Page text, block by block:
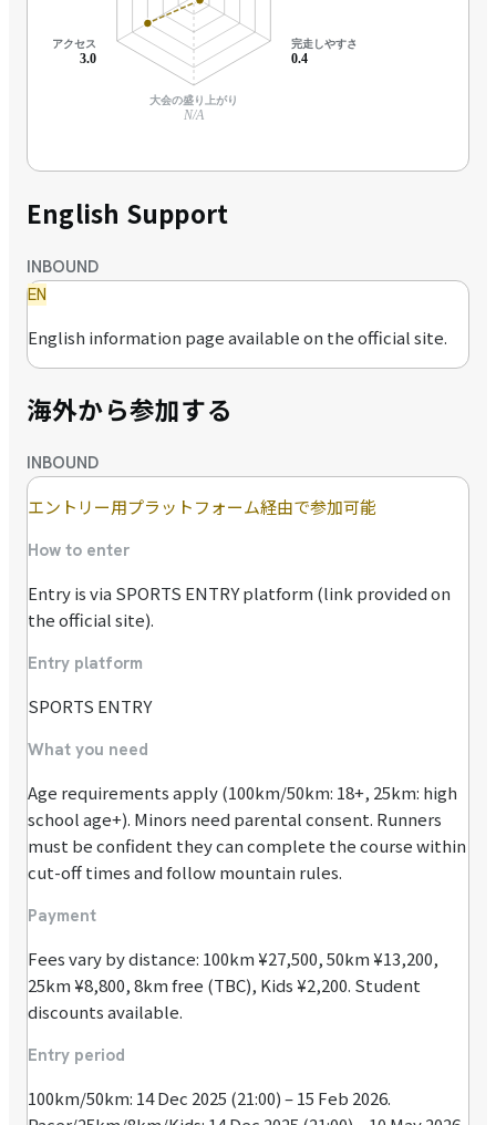
完走しやすさ
0.4
大会の盛り上がり
N/A
アクセス
3.0
English Support
INBOUND
EN
English information page available on the official site.
海外から参加する
INBOUND
エントリー用プラットフォーム経由で参加可能
How to enter
Entry is via SPORTS ENTRY platform (link provided on
the official site).
Entry platform
SPORTS ENTRY
What you need
Age requirements apply (100km/50km: 18+, 25km: high
school age+). Minors need parental consent. Runners
must be confident they can complete the course within
cut-off times and follow mountain rules.
Payment
Fees vary by distance: 100km ¥27,500, 50km ¥13,200,
25km ¥8,800, 8km free (TBC), Kids ¥2,200. Student
discounts available.
Entry period
100km/50km: 14 Dec 2025 (21:00) – 15 Feb 2026.